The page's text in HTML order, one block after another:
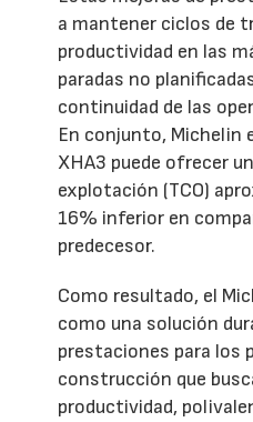
a mantener ciclos de
productividad en las
paradas no
continuidad de las
En conjunto, Michelin
XHA3 puede ofrecer
explotación (TCO)
16% inferior en
predecesor.
Como resultado, el
como una solución
prestaciones para los
construcción que
productividad,